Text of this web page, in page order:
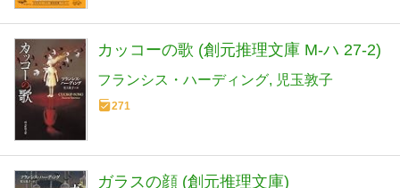
カッコーの歌 (創元推理文庫 M-ハ 27-2)
フランシス・ハーディング 児玉敦子
271
ガラスの顔 (創元推理文庫)